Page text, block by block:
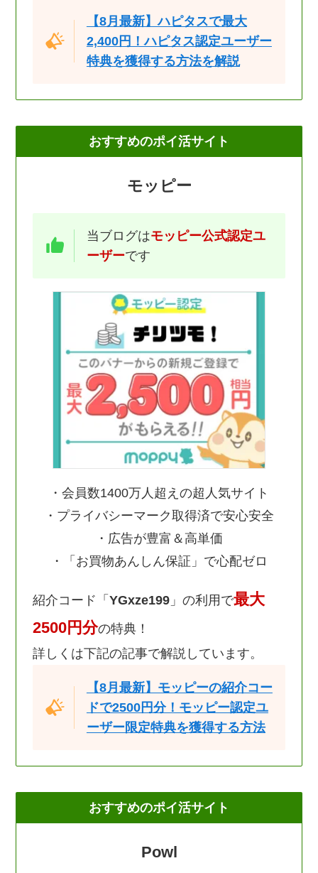
【8月最新】ハピタスで最大
2,400円！ハピタス認定ユーザー
特典を獲得する方法を解説
おすすめのポイ活サイト
モッピー
当ブログはモッピー公式認定ユ
ーザーです
・会員数1400万人超えの超人気サイト
・プライバシーマーク取得済で安心安全
・広告が豊富＆高単価
・「お買物あんしん保証」で心配ゼロ
紹介コード「 YGxze199」の利用で最大
2500円分の特典！
詳しくは下記の記事で解説しています。
【8月最新】モッピーの紹介コー
ドで2500円分！モッピー認定ユ
ーザー限定特典を獲得する方法
おすすめのポイ活サイト
Powl